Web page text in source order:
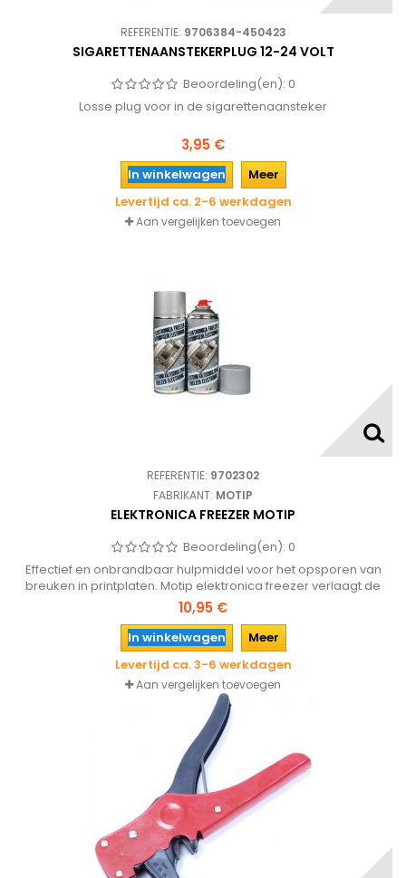
REFERENTIE: 9706384-450423
SIGARETTENAANSTEKERPLUG 12-24 VOLT
Beoordeling(en): 0
Losse plug voor in de sigarettenaansteker
3,95 €
In winkelwagen
Meer
Levertijd ca. 2-6 werkdagen
Aan vergelijken toevoegen
REFERENTIE: 9702302
FABRIKANT: MOTIP
ELEKTRONICA FREEZER MOTIP
Beoordeling(en): 0
Effectief en onbrandbaar hulpmiddel voor het opsporen van
breuken in printplaten. Motip elektronica freezer verlaagt de
temperatuur kortstondig tot -55 graden celcius.
10,95 €
In winkelwagen
Meer
Levertijd ca. 3-6 werkdagen
Aan vergelijken toevoegen